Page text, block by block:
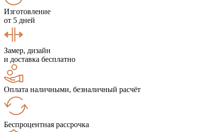
Изготовление
от 5 дней
Замер, дизайн
и доставка бесплатно
Оплата наличными, безналичный расчёт
Беспроцентная рассрочка